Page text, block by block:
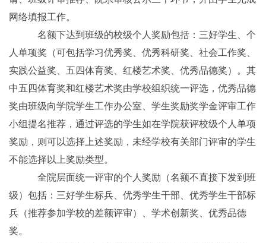
网络填报工作。
名额下达到班级的校级个人奖励包括：三好学生、个
人单项奖（可包括学习优秀奖、优秀科研奖、社会工作奖、
实践公益奖、五四体育奖、红楼艺术奖、优秀品德奖）。其
中五四体育奖和红楼艺术奖由学校组织统一评选，优秀品德
奖由班级向学院学生工作办公室、学生奖励奖学金评审工作
小组提名推荐，通过评选的学生如在学院获评校级个人单项
奖励，则可以选择上述奖励，未经学校有关部门评审的学生
不能选择以上奖励类型。
全院层面统一评审的个人奖励（名额不直接下发到班
级）包括：三好学生标兵、优秀学生干部、优秀学生干部标
兵（推荐参加学校的差额评审）、学术创新奖、优秀品德
奖。